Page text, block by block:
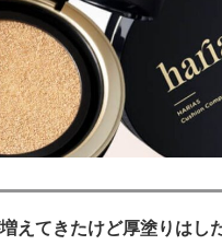
えてきたけど厚塗りはし